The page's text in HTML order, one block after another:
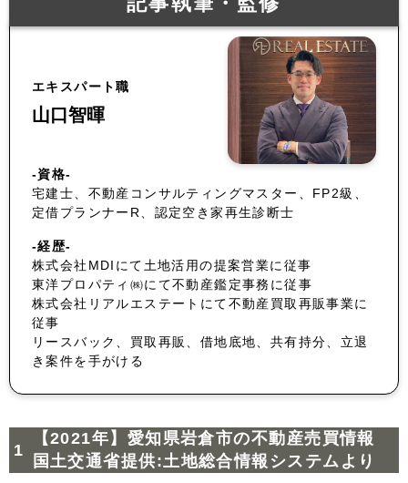
エキスパート職
山口智暉
-資格-
宅建士、不動産コンサルティングマスター、FP2級、
定借プランナーR、認定空き家再生診断士
-経歴-
株式会社MDIにて土地活用の提案営業に従事
東洋プロパティ㈱にて不動産鑑定事務に従事
株式会社リアルエステートにて不動産買取再販事業に
従事
リースバック、買取再販、借地底地、共有持分、立退
き案件を手がける
【2021年】愛知県岩倉市の不動産売買情報
国土交通省提供:土地総合情報システムより